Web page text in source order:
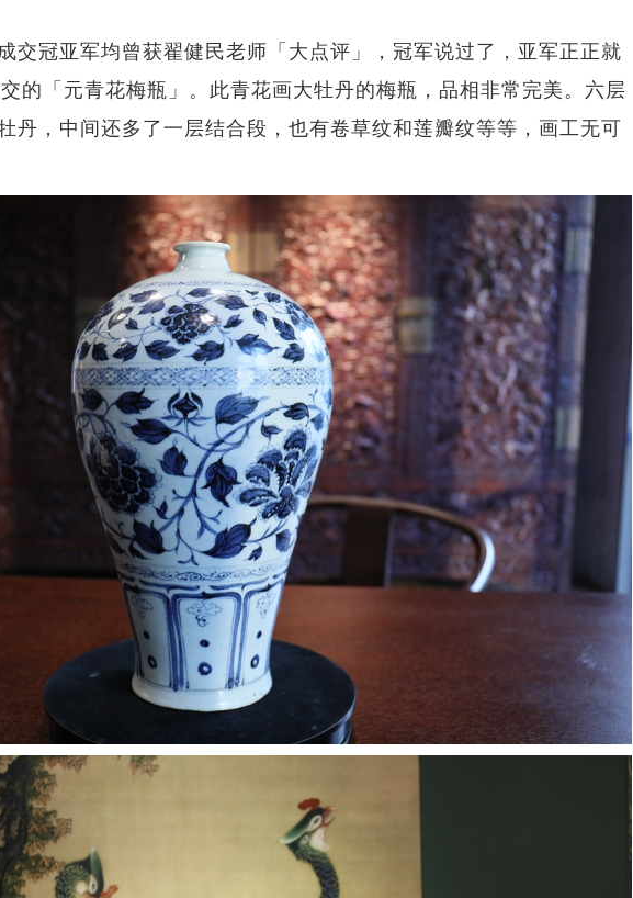
交冠亚军均曾获翟健民老师「大点评」，冠军说过了，亚军正正就
的「元青花梅瓶」。此青花画大牡丹的梅瓶，品相非常完美。六层
丹，中间还多了一层结合段，也有卷草纹和莲瓣纹等等，画工无可